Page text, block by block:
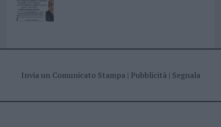
Invia un Comunicato Stampa| Pubblicità| Segnala